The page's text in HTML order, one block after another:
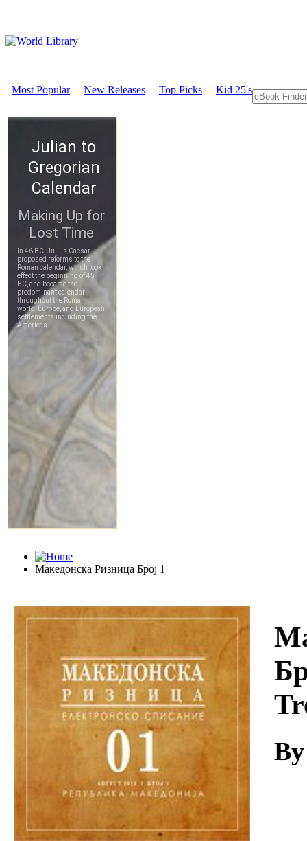
Most Popular New Releases Top Picks Kid 25's
Македонска Ризница Број 1
Download